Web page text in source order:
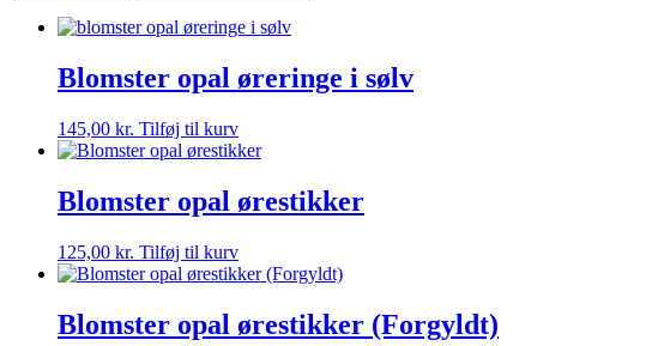
Blomster opal øreringe i sølv
145,00 kr. Tilføj til kurv
Blomster opal ørestikker
125,00 kr. Tilføj til kurv
Blomster opal ørestikker (Forgyldt)